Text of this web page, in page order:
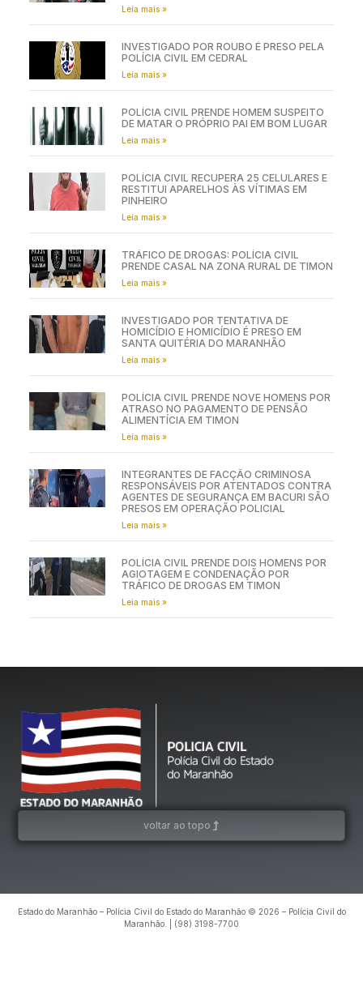
Leia mais »
INVESTIGADO POR ROUBO É PRESO PELA
POLÍCIA CIVIL EM CEDRAL
Leia mais »
POLÍCIA CIVIL PRENDE HOMEM SUSPEITO
DE MATAR O PRÓPRIO PAI EM BOM LUGAR
Leia mais »
POLÍCIA CIVIL RECUPERA 25 CELULARES E
RESTITUI APARELHOS ÀS VÍTIMAS EM
PINHEIRO
Leia mais »
TRÁFICO DE DROGAS: POLÍCIA CIVIL
PRENDE CASAL NA ZONA RURAL DE TIMON
Leia mais »
INVESTIGADO POR TENTATIVA DE
HOMICÍDIO E HOMICÍDIO É PRESO EM
SANTA QUITÉRIA DO MARANHÃO
Leia mais »
POLÍCIA CIVIL PRENDE NOVE HOMENS POR
ATRASO NO PAGAMENTO DE PENSÃO
ALIMENTÍCIA EM TIMON
Leia mais »
INTEGRANTES DE FACÇÃO CRIMINOSA
RESPONSÁVEIS POR ATENTADOS CONTRA
AGENTES DE SEGURANÇA EM BACURI SÃO
PRESOS EM OPERAÇÃO POLICIAL
Leia mais »
POLÍCIA CIVIL PRENDE DOIS HOMENS POR
AGIOTAGEM E CONDENAÇÃO POR
TRÁFICO DE DROGAS EM TIMON
Leia mais »
voltar ao topo
Estado do Maranhão – Polícia Civil do Estado do Maranhão © 2026 – Polícia Civil do
Maranhão. | (98) 3198-7700